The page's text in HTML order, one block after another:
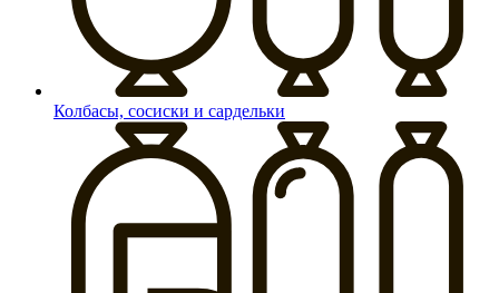
Колбасы, сосиски и сардельки